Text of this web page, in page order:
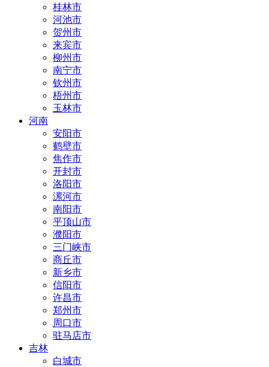
桂林市
河池市
贺州市
来宾市
柳州市
南宁市
钦州市
梧州市
玉林市
河南
安阳市
鹤壁市
焦作市
开封市
洛阳市
漯河市
南阳市
平顶山市
濮阳市
三门峡市
商丘市
新乡市
信阳市
许昌市
郑州市
周口市
驻马店市
吉林
白城市